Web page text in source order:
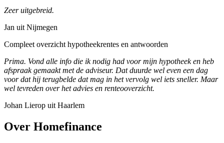
Zeer uitgebreid.
Jan uit Nijmegen
Compleet overzicht hypotheekrentes en antwoorden
Prima. Vond alle info die ik nodig had voor mijn hypotheek en heb
afspraak gemaakt met de adviseur. Dat duurde wel even een dag
voor dat hij terugbelde dat mag in het vervolg wel iets sneller. Maar
wel tevreden over het advies en renteooverzicht.
Johan Lierop uit Haarlem
Over Homefinance